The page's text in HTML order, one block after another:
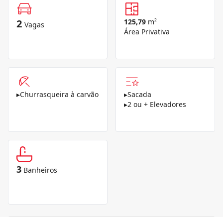
2 Vagas 125,79 m²
Área Privativa
▸Churrasqueira à carvão ▸Sacada
▸2 ou + Elevadores
3 Banheiros